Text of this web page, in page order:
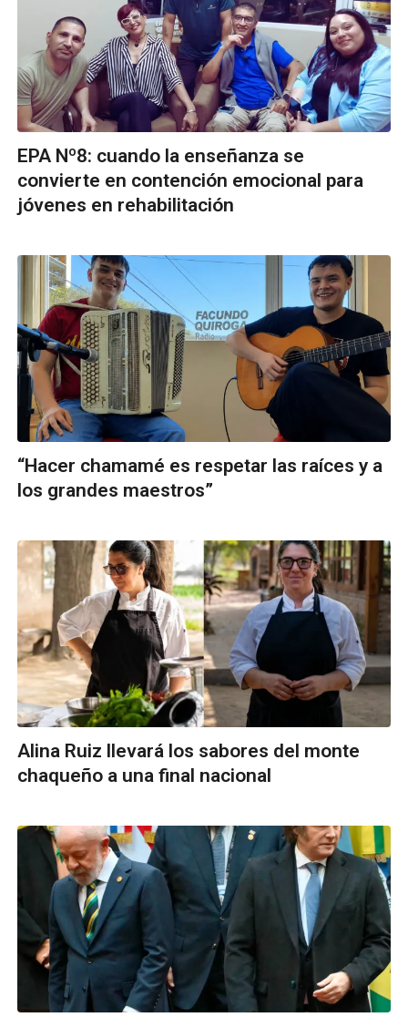
EPA Nº8: cuando la enseñanza se
convierte en contención emocional para
jóvenes en rehabilitación
“Hacer chamamé es respetar las raíces y a
los grandes maestros”
Alina Ruiz llevará los sabores del monte
chaqueño a una final nacional